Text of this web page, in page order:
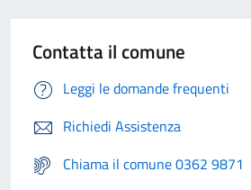
Contatta il comune
Leggi le domande frequenti
Richiedi Assistenza
Chiama il comune 0362 9871